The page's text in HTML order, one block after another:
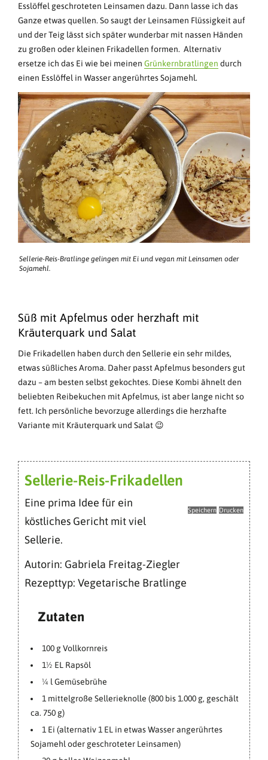
Esslöffel geschroteten Leinsamen dazu. Dann lasse ich das
Ganze etwas quellen. So saugt der Leinsamen Flüssigkeit auf
und der Teig lässt sich später wunderbar mit nassen Händen
zu großen oder kleinen Frikadellen formen. Alternativ
ersetze ich das Ei wie bei meinen Grünkernbratlingen durch
einen Esslöffel in Wasser angerührtes Sojamehl.
Sellerie-Reis-Bratlinge gelingen mit Ei und vegan mit Leinsamen oder
Sojamehl.
Süß mit Apfelmus oder herzhaft mit
Kräuterquark und Salat
Die Frikadellen haben durch den Sellerie ein sehr mildes,
etwas süßliches Aroma. Daher passt Apfelmus besonders gut
dazu – am besten selbst gekochtes. Diese Kombi ähnelt den
beliebten Reibekuchen mit Apfelmus, ist aber lange nicht so
fett. Ich persönliche bevorzuge allerdings die herzhafte
Variante mit Kräuterquark und Salat 😉
Sellerie-Reis-Frikadellen
Speichern Drucken
Eine prima Idee für ein
köstliches Gericht mit viel
Sellerie.
Autorin: Gabriela Freitag-Ziegler
Rezepttyp: Vegetarische Bratlinge
Zutaten
100 g Vollkornreis
1½ EL Rapsöl
¼ l Gemüsebrühe
1 mittelgroße Sellerieknolle (800 bis 1.000 g, geschält
ca. 750 g)
1 Ei (alternativ 1 EL in etwas Wasser angerührtes
Sojamehl oder geschroteter Leinsamen)